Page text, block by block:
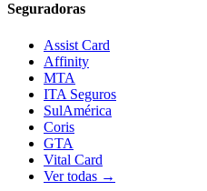
Seguradoras
Assist Card
Affinity
MTA
ITA Seguros
SulAmérica
Coris
GTA
Vital Card
Ver todas →